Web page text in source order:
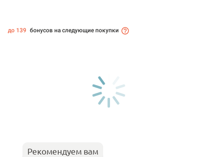
до 139 бонусов на следующие покупки
Рекомендуем вам